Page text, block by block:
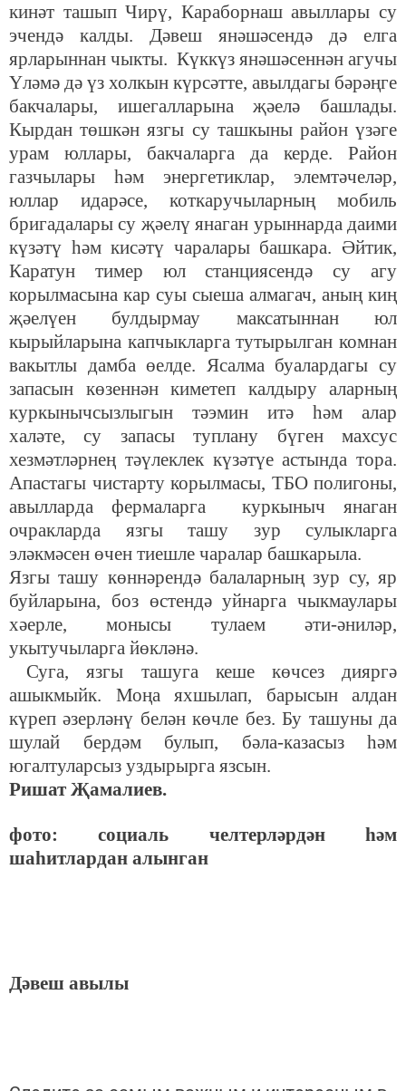
кинәт ташып Чирү, Караборнаш авыллары су
эчендә калды. Дәвеш янәшәсендә дә елга
ярларыннан чыкты. Күккүз янәшәсеннән агучы
Үләмә дә үз холкын күрсәтте, авылдагы бәрәңге
бакчалары, ишегалларына җәелә башлады.
Кырдан төшкән язгы су ташкыны район үзәге
урам юллары, бакчаларга да керде. Район
газчылары һәм энергетиклар, элемтәчеләр,
юллар идарәсе, коткаручыларның мобиль
бригадалары су җәелү янаган урыннарда даими
күзәтү һәм кисәтү чаралары башкара. Әйтик,
Каратун тимер юл станциясендә су агу
корылмасына кар суы сыеша алмагач, аның киң
җәелүен булдырмау максатыннан юл
кырыйларына капчыкларга тутырылган комнан
вакытлы дамба өелде. Ясалма буалардагы су
запасын көзеннән киметеп калдыру аларның
куркынычсызлыгын тәэмин итә һәм алар
халәте, су запасы туплану бүген махсус
хезмәтләрнең тәүлеклек күзәтүе астында тора.
Апастагы чистарту корылмасы, ТБО полигоны,
авылларда фермаларга куркыныч янаган
очракларда язгы ташу зур сулыкларга
эләкмәсен өчен тиешле чаралар башкарыла.
Язгы ташу көннәрендә балаларның зур су, яр
буйларына, боз өстендә уйнарга чыкмаулары
хәерле, монысы тулаем әти-әниләр,
укытучыларга йөкләнә.
Суга, язгы ташуга кеше көчсез дияргә
ашыкмыйк. Моңа яхшылап, барысын алдан
күреп әзерләнү белән көчле без. Бу ташуны да
шулай бердәм булып, бәла-казасыз һәм
югалтуларсыз уздырырга язсын.
Ришат Җамалиев.
фото: социаль челтерләрдән һәм
шаһитлардан алынган
Дәвеш авылы